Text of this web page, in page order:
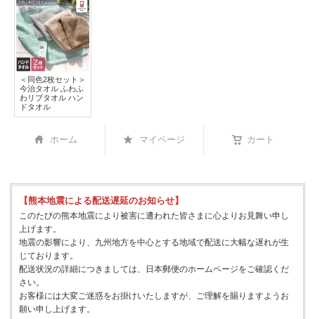
＜同色2枚セット＞
今治タオル ふわふ
わリブタオル ハン
ドタオル
ホーム マイページ カート
【熊本地震による配送遅延のお知らせ】
このたびの熊本地震により被害に遭われた皆さまに心よりお見舞い申し
上げます。
地震の影響により、九州地方を中心とする地域で配送に大幅な遅れが生
じております。
配送状況の詳細につきましては、日本郵便のホームページをご確認くだ
さい。
お客様には大変ご迷惑をお掛けいたしますが、ご理解を賜りますようお
願い申し上げます。